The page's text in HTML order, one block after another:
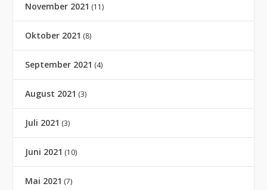
November 2021 (11)
Oktober 2021 (8)
September 2021 (4)
August 2021 (3)
Juli 2021 (3)
Juni 2021 (10)
Mai 2021 (7)